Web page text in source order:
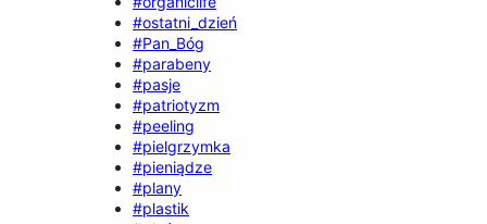
#ostatni_dzień
#Pan_Bóg
#parabeny
#pasje
#patriotyzm
#peeling
#pielgrzymka
#pieniądze
#plany
#plastik